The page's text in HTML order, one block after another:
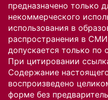
предназначено только
некоммерческого
использования в
распространения в
допускается только по
При цитировании
Содержание
воспроизведено
форме без